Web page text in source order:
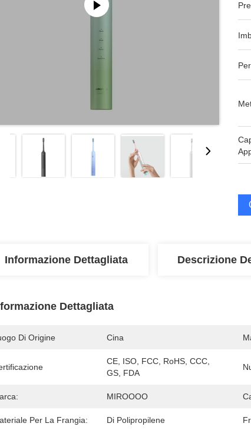
Informazione Dettagliata Descrizione
Dettagliata
Di Origine Cina
CE, ISO, FCC, RoHS, CCC,
GS, FDA
MIROOOO
Per La Frangia: Di Polipropilene